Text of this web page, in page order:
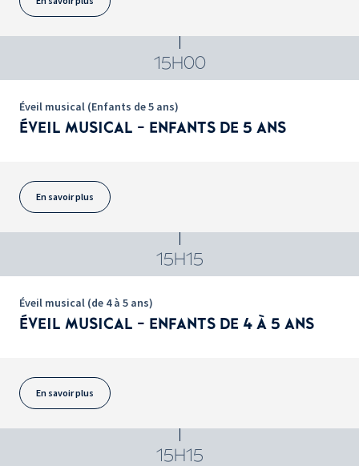
15H00
Éveil musical (Enfants de 5 ans)
ÉVEIL MUSICAL - ENFANTS DE 5 ANS
En savoir plus
15H15
Éveil musical (de 4 à 5 ans)
ÉVEIL MUSICAL - ENFANTS DE 4 À 5 ANS
En savoir plus
15H15